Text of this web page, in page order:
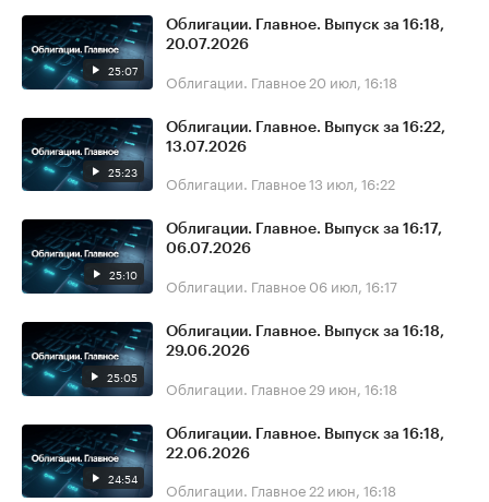
25:07
Облигации. Главное. Выпуск за 16:18,
20.07.2026
Облигации. Главное 20 июл, 16:18
25:23
Облигации. Главное. Выпуск за 16:22,
13.07.2026
Облигации. Главное13 июл, 16:22
25:10
Облигации. Главное. Выпуск за 16:17,
06.07.2026
Облигации. Главное 06 июл, 16:17
25:05
Облигации. Главное. Выпуск за 16:18,
29.06.2026
Облигации. Главное 29 июн, 16:18
24:54
Облигации. Главное. Выпуск за 16:18,
22.06.2026
Облигации. Главное 22 июн, 16:18